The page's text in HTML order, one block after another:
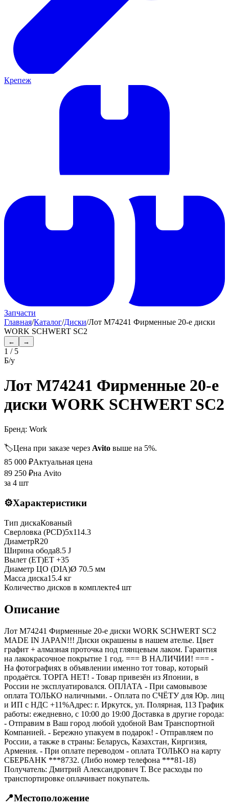
Крепеж
Запчасти
Главная/Каталог/Диски/Лот M74241 Фирменные 20-е диски
WORK SCHWERT SC2
← →
1 / 5
Б/у
Лот M74241 Фирменные 20-е
диски WORK SCHWERT SC2
Бренд: Work
🏷️Цена при заказе через Avito выше на 5%.
85 000 ₽Актуальная цена
89 250 ₽на Avito
за 4 шт
⚙️Характеристики
Тип дискаКованый
Сверловка (PCD)5x114.3
ДиаметрR20
Ширина обода8.5 J
Вылет (ET)ET +35
Диаметр ЦО (DIA)Ø 70.5 мм
Масса диска15.4 кг
Количество дисков в комплекте4 шт
Описание
Лот M74241 Фирменные 20-е диски WORK SCHWERT SC2
MADE IN JAPAN!!! Диски окрашены в нашем ателье. Цвет
графит + алмазная проточка под глянцевым лаком. Гарантия
на лакокрасочное покрытие 1 год. === B НАЛИЧИИ! === -
На фотографиях в объявлении именно тот товар, который
продаётся. ТОРГА НЕТ! - Товар привезён из Японии, в
России не эксплуатировался. ОПЛАТА - При самовывозе
оплата ТОЛЬКО наличными. - Оплата по СЧЁТУ для Юр. лиц
и ИП с НДС +11%Адрес: г. Иркутск, ул. Полярная, 113 График
работы: ежедневно, с 10:00 до 19:00 Доставка в другие города:
- Отправим в Ваш город любой удобной Вам Транспортной
Компанией. - Бережно упакуем в подарок! - Отправляем по
России, а также в страны: Беларусь, Казахстан, Киргизия,
Армения. - При оплате переводом - оплата ТОЛЬКО на карту
СБЕРБАНК ***8732. (Либо номер телефона ***81-18)
Получатель: Дмитрий Александрович Т. Все расходы по
транспортировке оплачивает покупатель.
📍Местоположение